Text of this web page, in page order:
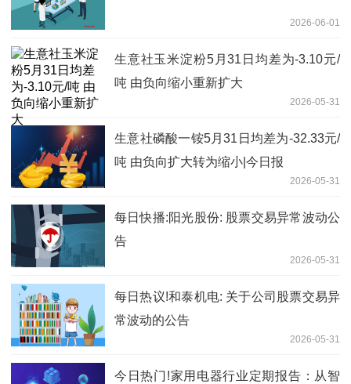
2026-06-01
生意社玉米淀粉5月31日均差为-3.10元/
吨 由负向缩小重新扩大
2026-05-31
生意社磷酸一铵5月31日均差为-32.33元/
吨 由负向扩大转为缩小|今日报
2026-05-31
每日快播:阳光股份: 股票交易异常波动公
告
2026-05-31
每日热议!和泰机电: 关于公司股票交易异
常波动的公告
2026-05-31
今日热门!家用电器行业定期报告：从智